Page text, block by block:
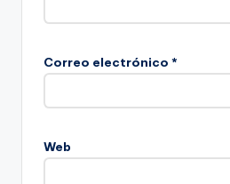
Correo electrónico *
Web